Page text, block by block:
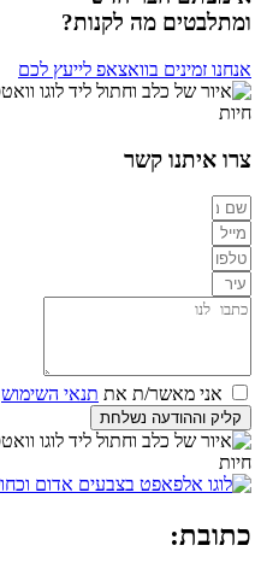
ומתלבטים מה לקנות?
אנחנו זמינים בוואצאפ לייעץ לכם
צרו איתנו קשר
אני מאשר/ת את תנאי השימוש
קליק וההודעה נשלחת
כתובת: